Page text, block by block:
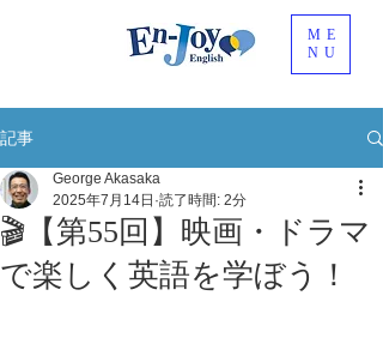
ME
NU
記事
🎬【第55回】映画・ドラマ
で楽しく英語を学ぼう！
George Akasaka
2025年7月14日 読了時間: 2分